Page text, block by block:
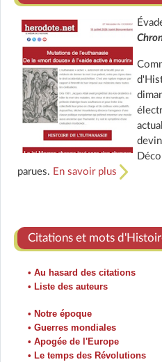
parues. En savoir plus
Citations et mots
• Au hasard des citations
• Liste des auteurs
• Notre époque
• Guerres mondiales
• Apogée de l'Europe
• Le temps des Révolutions